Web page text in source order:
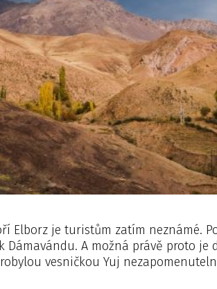
Elborz je turistům zatím neznámé.
Dámavándu. A možná právě proto
vesničkou Yuj